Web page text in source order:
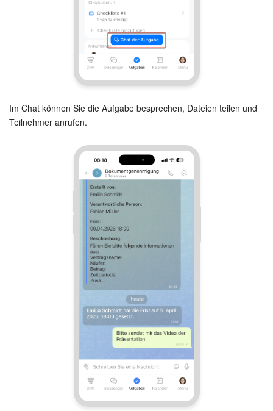
Im Chat können Sie die Aufgabe besprechen, Dateien teilen und
Teilnehmer anrufen.